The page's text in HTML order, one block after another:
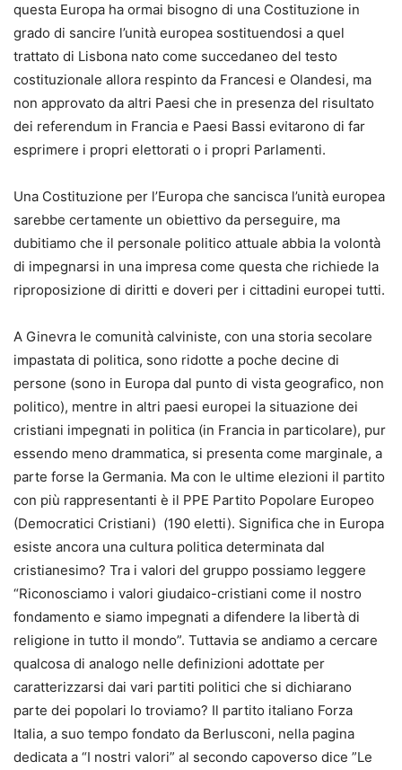
questa Europa ha ormai bisogno di una Costituzione in
grado di sancire l’unità europea sostituendosi a quel
trattato di Lisbona nato come succedaneo del testo
costituzionale allora respinto da Francesi e Olandesi, ma
non approvato da altri Paesi che in presenza del risultato
dei referendum in Francia e Paesi Bassi evitarono di far
esprimere i propri elettorati o i propri Parlamenti.
Una Costituzione per l’Europa che sancisca l’unità europea
sarebbe certamente un obiettivo da perseguire, ma
dubitiamo che il personale politico attuale abbia la volontà
di impegnarsi in una impresa come questa che richiede la
riproposizione di diritti e doveri per i cittadini europei tutti.
A Ginevra le comunità calviniste, con una storia secolare
impastata di politica, sono ridotte a poche decine di
persone (sono in Europa dal punto di vista geografico, non
politico), mentre in altri paesi europei la situazione dei
cristiani impegnati in politica (in Francia in particolare), pur
essendo meno drammatica, si presenta come marginale, a
parte forse la Germania. Ma con le ultime elezioni il partito
con più rappresentanti è il PPE Partito Popolare Europeo
(Democratici Cristiani) (190 eletti). Significa che in Europa
esiste ancora una cultura politica determinata dal
cristianesimo? Tra i valori del gruppo possiamo leggere
“Riconosciamo i valori giudaico-cristiani come il nostro
fondamento e siamo impegnati a difendere la libertà di
religione in tutto il mondo”. Tuttavia se andiamo a cercare
qualcosa di analogo nelle definizioni adottate per
caratterizzarsi dai vari partiti politici che si dichiarano
parte dei popolari lo troviamo? Il partito italiano Forza
Italia, a suo tempo fondato da Berlusconi, nella pagina
dedicata a “I nostri valori” al secondo capoverso dice ”Le